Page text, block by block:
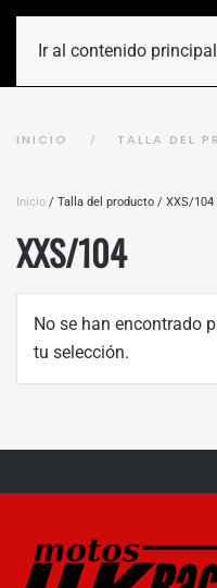
Ir al contenido principal
INICIO TALLA DEL
Inicio / Talla del producto / XXS/104
XXS/104
No se han encontrado
tu selección.